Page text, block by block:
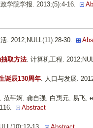
学院学报. 2013;(5):4-16.
. 2012;NULL(11):28-30.
取方法. 计算机工程.
诞辰130周年. 人口与发展.
芊婀, 龚自强, 白惠元, 易飞,
Abstract